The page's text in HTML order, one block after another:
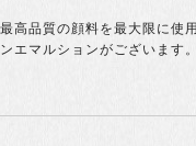
最高品質の顔料を最大限に使
ンエマルションがございます。